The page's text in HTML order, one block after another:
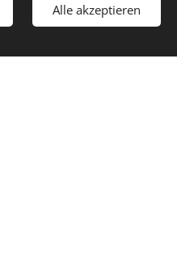
Alle akzeptieren